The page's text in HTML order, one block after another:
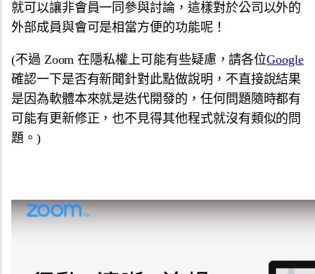
就可以讓非會員一同參與討論， 這樣對於公司以外的
外部成員與會可是相當方便的功能呢！
(不過 Zoom 在隱私權上可能有些疑慮，請各位Google
確認一下是否有新聞針對此點做說明，不直接說結果
是因為軟體本來就是迭代開發的，任何問題隨時都有
可能有更新修正，也不見得其他程式就沒有類似的問
題。)